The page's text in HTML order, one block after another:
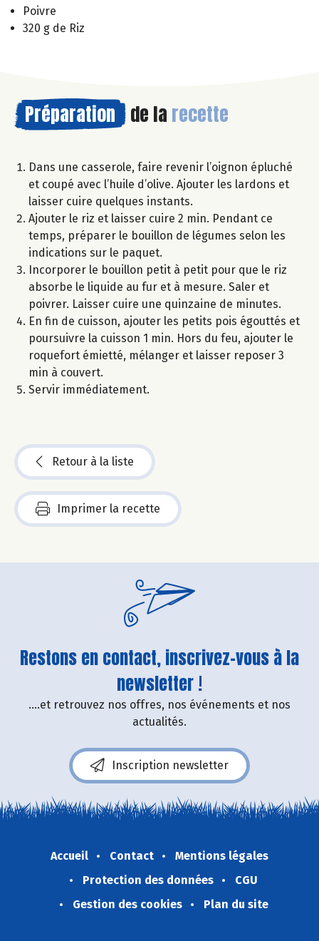
Poivre
320 g de Riz
Préparation de la recette
Dans une casserole, faire revenir l’oignon épluché
et coupé avec l’huile d’olive. Ajouter les lardons et
laisser cuire quelques instants.
Ajouter le riz et laisser cuire 2 min. Pendant ce
temps, préparer le bouillon de légumes selon les
indications sur le paquet.
Incorporer le bouillon petit à petit pour que le riz
absorbe le liquide au fur et à mesure. Saler et
poivrer. Laisser cuire une quinzaine de minutes.
En fin de cuisson, ajouter les petits pois égouttés et
poursuivre la cuisson 1 min. Hors du feu, ajouter le
roquefort émietté, mélanger et laisser reposer 3
min à couvert.
Servir immédiatement.
Retour à la liste
Imprimer la recette
Restons en contact, inscrivez-vous à la
newsletter !
....et retrouvez nos offres, nos événements et nos
actualités.
Inscription newsletter
Accueil Contact
Mentions légales
Protection des données
CGU
Gestion des cookies
Plan du site